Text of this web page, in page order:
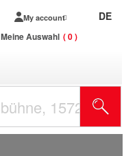
My account
Meine Auswahl 0
DE